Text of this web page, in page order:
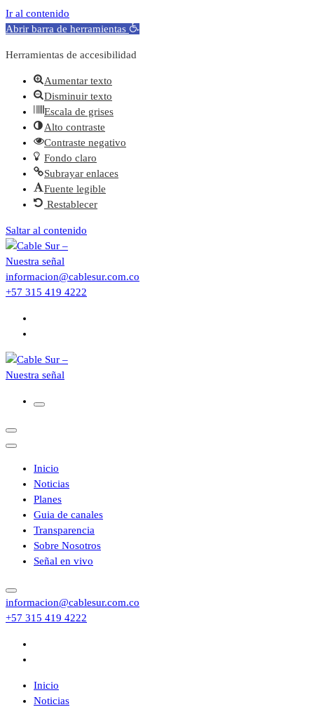
Ir al contenido
Abrir barra de herramientas
Herramientas de accesibilidad
Aumentar texto
Disminuir texto
Escala de grises
Alto contraste
Contraste negativo
Fondo claro
Subrayar enlaces
Fuente legible
Restablecer
Saltar al contenido
informacion@cablesur.com.co
+57 315 419 4222
Inicio
Noticias
Planes
Guia de canales
Transparencia
Sobre Nosotros
Señal en vivo
informacion@cablesur.com.co
+57 315 419 4222
Inicio
Noticias